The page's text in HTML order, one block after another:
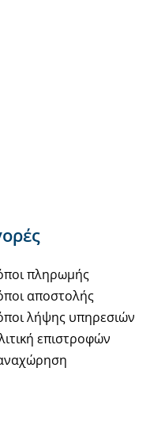
πληρωμής
αποστολής
λήψης υπηρεσιών
επιστροφών